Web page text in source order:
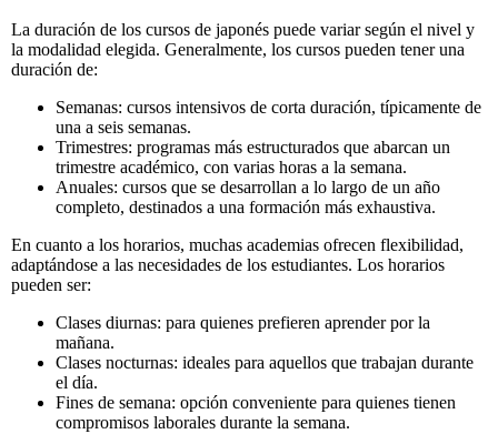
La duración de los cursos de japonés puede variar según el nivel y
la modalidad elegida. Generalmente, los cursos pueden tener una
duración de:
Semanas: cursos intensivos de corta duración, típicamente de
una a seis semanas.
Trimestres: programas más estructurados que abarcan un
trimestre académico, con varias horas a la semana.
Anuales: cursos que se desarrollan a lo largo de un año
completo, destinados a una formación más exhaustiva.
En cuanto a los horarios, muchas academias ofrecen flexibilidad,
adaptándose a las necesidades de los estudiantes. Los horarios
pueden ser:
Clases diurnas: para quienes prefieren aprender por la
mañana.
Clases nocturnas: ideales para aquellos que trabajan durante
el día.
Fines de semana: opción conveniente para quienes tienen
compromisos laborales durante la semana.